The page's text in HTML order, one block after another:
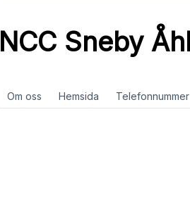
NCC Sneby
Om oss Hemsida Telefonnummer